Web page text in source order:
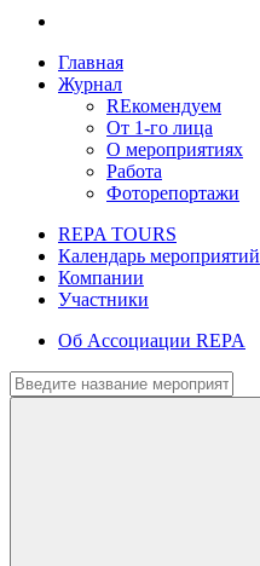
Главная
Журнал
REкомендуем
От 1-го лица
О мероприятиях
Работа
Фоторепортажи
REPA TOURS
Календарь мероприятий
Компании
Участники
Об Ассоциации REPA